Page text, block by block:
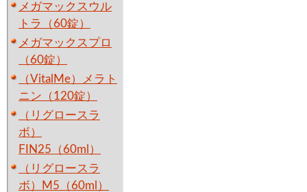
メガマックスウル
トラ（60錠）
メガマックスプロ
（60錠）
（VitalMe）メラト
ニン（120錠）
（リグロースラ
ボ）
FIN25（60ml）
（リグロースラ
ボ）M5（60ml）